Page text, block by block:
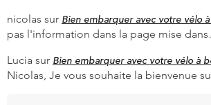
nicolas sur Bien embarquer avec votre vélo
pas l'information dans la page mise
Lucia sur Bien embarquer avec votre vélo à
Nicolas, Je vous souhaite la bienvenue